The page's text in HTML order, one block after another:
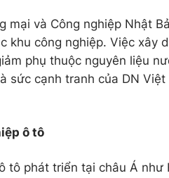
mại và Công nghiệp Nhật
khu công nghiệp. Việc xây
phụ thuộc nguyên liệu
sức cạnh tranh của DN
ô tô
tô phát triển tại châu Á như